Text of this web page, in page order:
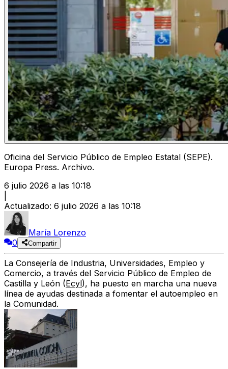
Oficina del Servicio Público de Empleo Estatal (SEPE).
Europa Press. Archivo.
6 julio 2026 a las 10:18
Actualizado: 6 julio 2026 a las 10:18
María Lorenzo
0
Compartir
La Consejería de Industria, Universidades, Empleo y
Comercio, a través del Servicio Público de Empleo de
Castilla y León (Ecyl), ha puesto en marcha una nueva
línea de ayudas destinada a fomentar el autoempleo en
la Comunidad.